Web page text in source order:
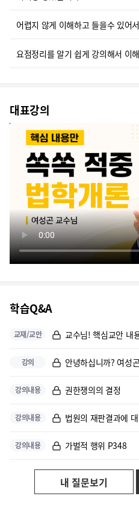
어렵지 않게 이해하고 들을수 있어
요점정리를 알기 쉽게 강의해서 이
쉽게 잘 설명하고 이해하기 쉬움
만족합니다
이해하기 쉽고 좋아요
진심이 느껴집니다.
열정적인 강의 만족합니다
이해력을 돕기 위해 예시 등 열정적
강의 목소리 와 내용이 매우 좋습니다
강의 내용이 알찹니다.
알기쉽게 진행
대표강의
학습Q&A
교재/교안
강의
강의내용 권한쟁의의 결정
강의내용 법원의 재판결과에
강의내용 가벌적 행위 P348
내 질문보기